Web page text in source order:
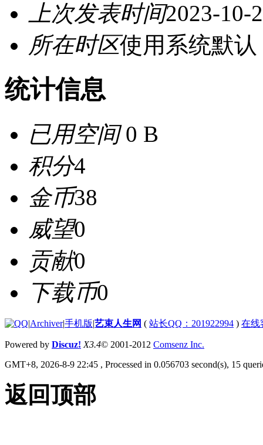
上次发表时间2023-10-
所在时区使用系统默认
统计信息
已用空间0 B
积分4
金币38
威望0
贡献0
下载币0
|Archiver|手机版|艺束人生网 ( 站长QQ：201922994 ) 在线
Powered by Discuz! X3.4© 2001-2012 Comsenz Inc.
GMT+8, 2026-8-9 22:45 , Processed in 0.056703 second(s), 15
返回顶部